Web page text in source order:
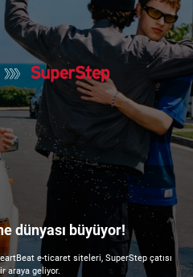
dünyası büyüyor!
e-ticaret siteleri, SuperStep çatısı
araya geliyor.